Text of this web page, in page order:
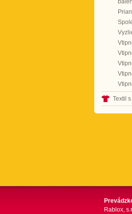
Textil
Rablox,